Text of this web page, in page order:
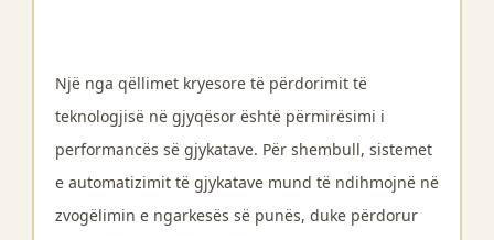
Një nga qëllimet kryesore të përdorimit të
teknologjisë në gjyqësor është përmirësimi i
performancës së gjykatave. Për shembull, sistemet
e automatizimit të gjykatave mund të ndihmojnë në
zvogëlimin e ngarkesës së punës, duke përdorur